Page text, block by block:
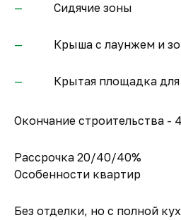
Сидячие зоны
Крыша с лаунжем и
Крытая площадка
Окончание строительства -
Рассрочка 20/40/40%
Особенности квартир
Без отделки, но с полной